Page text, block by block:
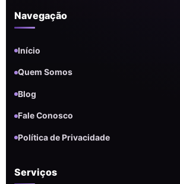
Navegação
Início
Quem Somos
Blog
Fale Conosco
Política de Privacidade
Serviços